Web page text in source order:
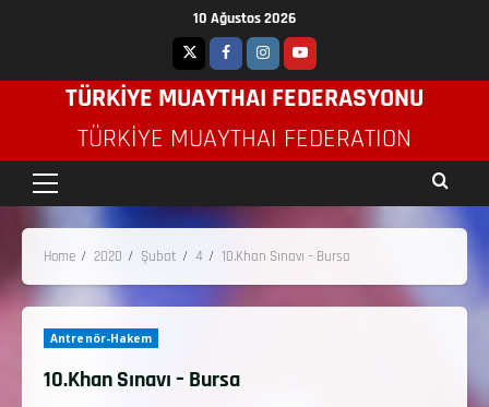
10 Ağustos 2026
TÜRKİYE MUAYTHAI FEDERASYONU
TÜRKIYE MUAYTHAI FEDERATION
Home 2020 Şubat 4 10.Khan Sınavı – Bursa
Antrenör-Hakem
10.Khan Sınavı – Bursa